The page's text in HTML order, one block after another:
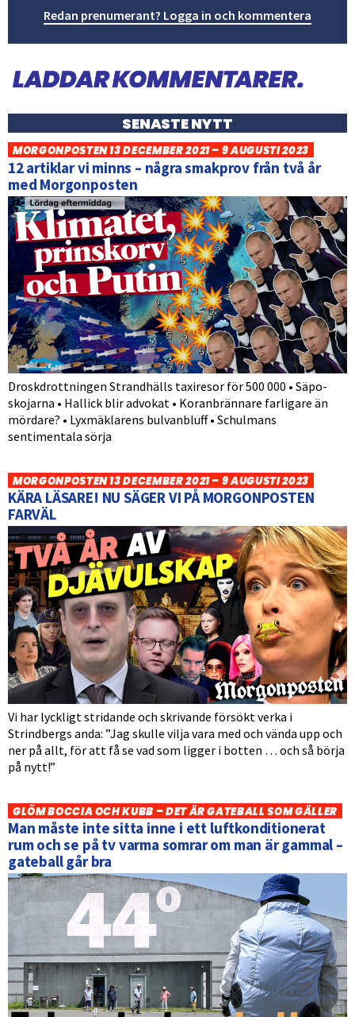
Redan prenumerant? Logga in och kommentera
SENASTE NYTT
MORGONPOSTEN 13 DECEMBER 2021 – 9 AUGUSTI 2023
12 artiklar vi minns – några smakprov från två år
med Morgonposten
Droskdrottningen Strandhälls taxiresor för 500 000 • Säpo-
skojarna • Hallick blir advokat • Koranbrännare farligare än
mördare? • Lyxmäklarens bulvanbluff • Schulmans
sentimentala sörja
MORGONPOSTEN 13 DECEMBER 2021 – 9 AUGUSTI 2023
KÄRA LÄSARE! NU SÄGER VI PÅ MORGONPOSTEN
FARVÄL
Vi har lyckligt stridande och skrivande försökt verka i
Strindbergs anda: ”Jag skulle vilja vara med och vända upp och
ner på allt, för att få se vad som ligger i botten … och så börja
på nytt!”
GLÖM BOCCIA OCH KUBB – DET ÄR GATEBALL SOM GÄLLER
Man måste inte sitta inne i ett luftkonditionerat
rum och se på tv varma somrar om man är gammal –
gateball går bra